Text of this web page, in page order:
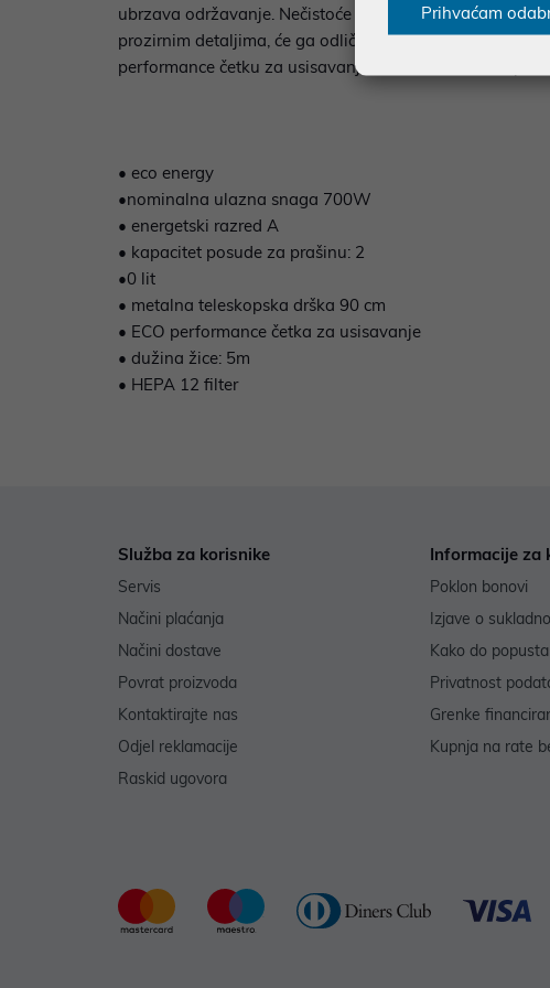
ubrzava održavanje. Nečistoće se istresu, posuda
prozirnim detaljima, će ga odlično uklopiti u moderno
performance četku za usisavanje te metalnu
• eco energy
•nominalna ulazna snaga 700W
• energetski razred A
• kapacitet posude za prašinu: 2
•0 lit
• metalna teleskopska drška 90 cm
• ECO performance četka za usisavanje
• dužina žice: 5m
• HEPA 12 filter
Služba za korisnike
Servis
Načini plaćanja
Načini dostave
Povrat proizvoda
Kontaktirajte nas
Odjel reklamacije
Raskid ugovora
Informacije za
Poklon bonovi
Izjave o
Kako do popusta
Privatnost
Grenke
Kupnja na rate
Prihvaćam